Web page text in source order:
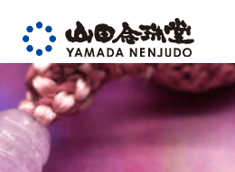
今週の推